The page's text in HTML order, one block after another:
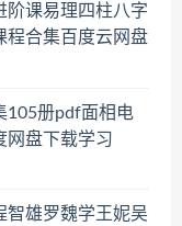
阶课易理四柱八字
程合集百度云网盘
105册pdf面相电
网盘下载学习
智雄罗魏学王妮吴